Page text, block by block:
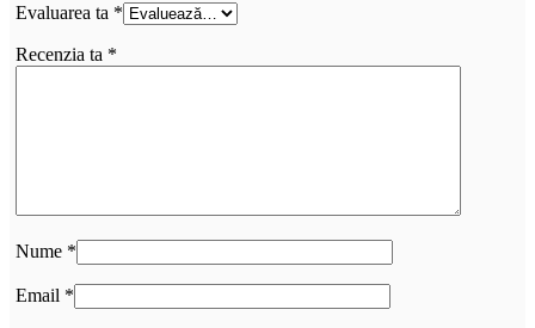
Evaluarea ta *
Recenzia ta *
Nume *
Email *